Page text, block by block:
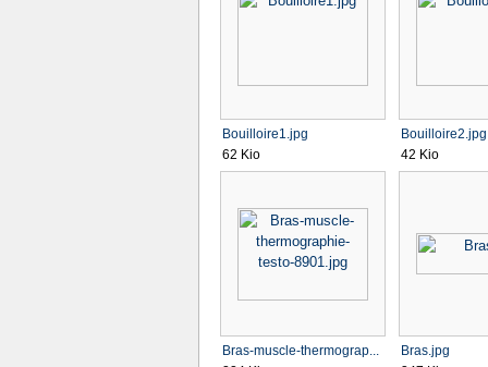
Bouilloire1.jpg
62 Kio
Bouilloire2.jpg
42 Kio
Bras-muscle-thermograp...
Bras.jpg